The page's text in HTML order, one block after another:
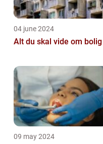
04 june 2024
Alt du skal vide om bolig
09 may 2024